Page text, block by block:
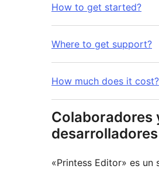
How to get started?
Where to get support?
How much does it cost?
Colaboradores
desarrolladores
«Printess Editor» es un